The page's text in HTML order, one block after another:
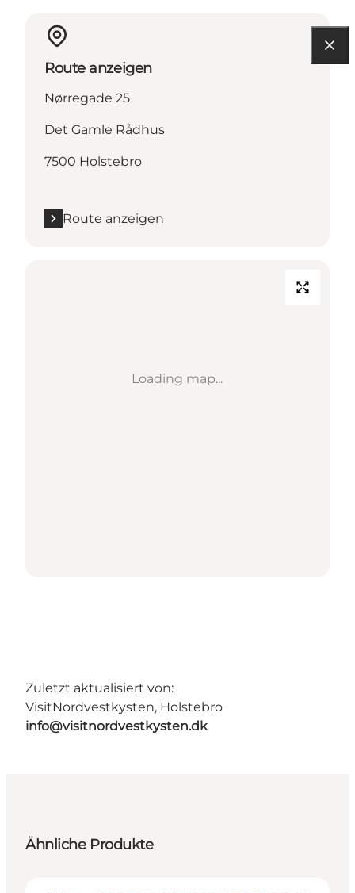
Route anzeigen
Nørregade 25
Det Gamle Rådhus
7500 Holstebro
Route anzeigen
Loading map...
Zuletzt aktualisiert von:
VisitNordvestkysten, Holstebro
info@visitnordvestkysten.dk
Ähnliche Produkte